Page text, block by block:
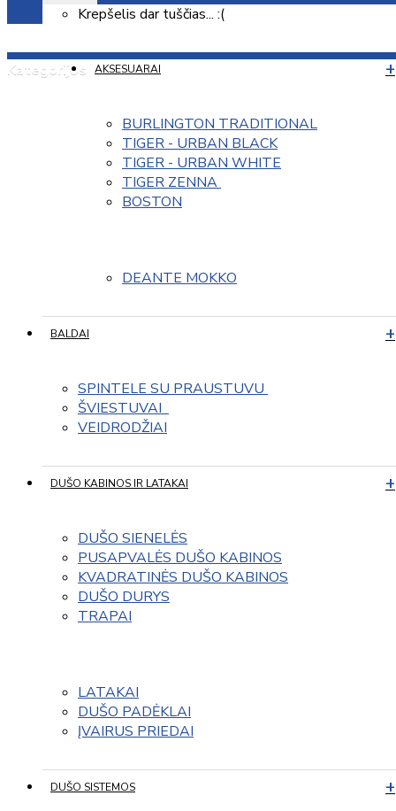
Krepšelis dar tuščias... :(
Kategorijos AKSESUARAI
BURLINGTON TRADITIONAL
TIGER - URBAN BLACK
TIGER - URBAN WHITE
TIGER ZENNA
BOSTON
DEANTE MOKKO
BALDAI
SPINTELE SU PRAUSTUVU
ŠVIESTUVAI
VEIDRODŽIAI
DUŠO KABINOS IR LATAKAI
DUŠO SIENELĖS
PUSAPVALĖS DUŠO KABINOS
KVADRATINĖS DUŠO KABINOS
DUŠO DURYS
TRAPAI
LATAKAI
DUŠO PADĖKLAI
ĮVAIRUS PRIEDAI
DUŠO SISTEMOS